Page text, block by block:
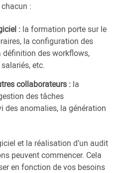
:
: la formation porte sur le
la configuration des
des workflows,
etc.
collaborateurs : la
des tâches
des anomalies, la génération
et la réalisation d’un audit
peuvent commencer. Cela
en fonction de vos besoins